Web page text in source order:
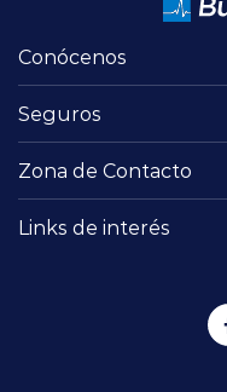
Conócenos
Seguros
Zona de Contacto
Links de interés